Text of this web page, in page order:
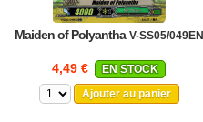
Maiden of Polyantha V-SS05/049EN
4,49 €
EN STOCK
Ajouter au panier